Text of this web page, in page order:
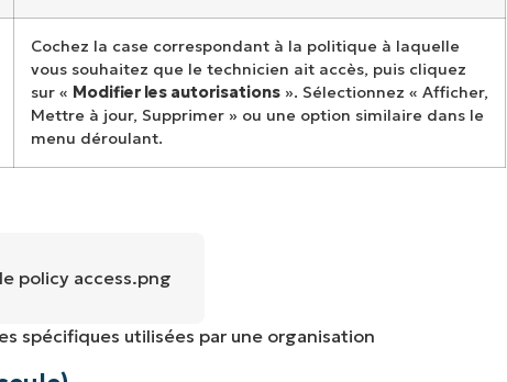
Cochez la case correspondant à la politique à laquelle
vous souhaitez que le technicien ait accès, puis cliquez
sur « Modifier les autorisations ». Sélectionnez « Afficher,
Mettre à jour, Supprimer » ou une option similaire dans le
menu déroulant.
spécifiques utilisées par une organisation